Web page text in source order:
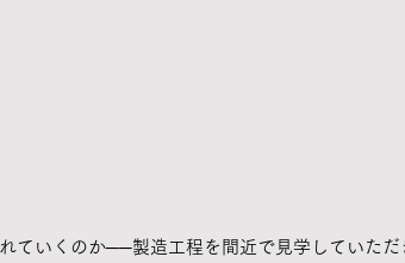
ていくのか──製造工程を間近で見学していただ